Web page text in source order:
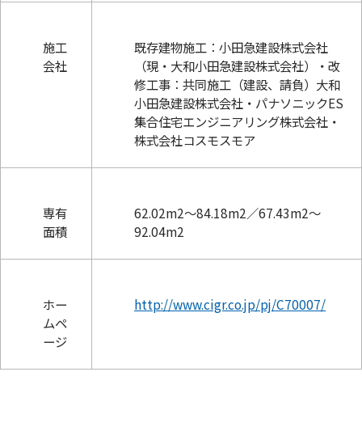
施工
会社
既存建物施工：小田急建設株式会社
（現・大和小田急建設株式会社）・改
修工事：共同施工（建設、請負）大和
小田急建設株式会社・パナソニックES
集合住宅エンジニアリング株式会社・
株式会社コスモスモア
専有
面積
62.02m2〜84.18m2／67.43m2〜
92.04m2
ホー
ムペ
ージ
http://www.cigr.co.jp/pj/C70007/